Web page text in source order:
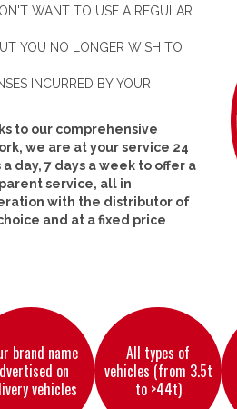
WANT TO USE A REGULAR
YOU NO LONGER WISH TO
INCURRED BY YOUR
to our comprehensive
we are at your service 24
a day, 7 days a week to offer a
service, all in
with the distributor of
and at a fixed price
brand name
on
vehicles
All types of
vehicles (from 3.5t
to >44t)